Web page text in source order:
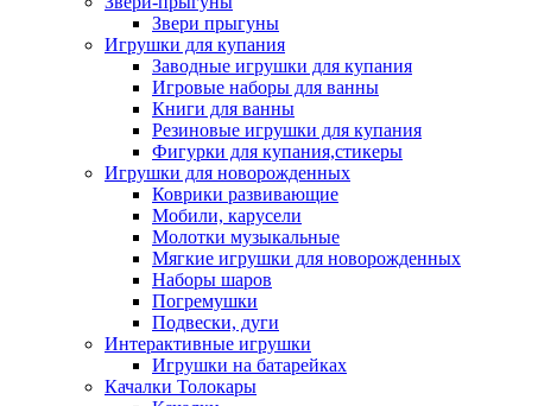
Звери прыгуны
Игрушки для купания
Заводные игрушки для купания
Игровые наборы для ванны
Книги для ванны
Резиновые игрушки для купания
Фигурки для купания,стикеры
Игрушки для новорожденных
Коврики развивающие
Мобили, карусели
Молотки музыкальные
Мягкие игрушки для новорожденных
Наборы шаров
Погремушки
Подвески, дуги
Интерактивные игрушки
Игрушки на батарейках
Качалки Толокары